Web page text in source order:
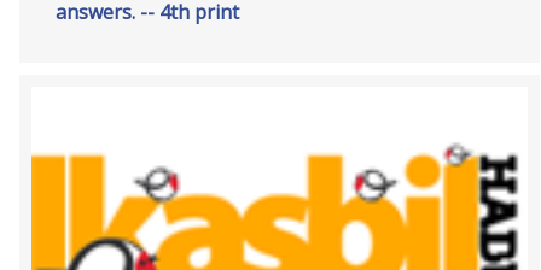
answers. -- 4th print